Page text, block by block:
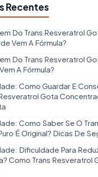
Recentes
Do Trans Resveratrol
Vem A Fórmula?
Do Trans Resveratrol
A Fórmula?
Como Guardar E
Gota
Como Saber Se O
É Original? Dicas De
Dificuldade Para
Como Trans Resveratrol